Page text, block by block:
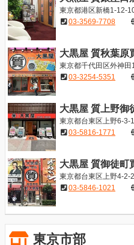
東京都港区新橋1-12-
03-3569-7708
大黒屋 質秋葉原
東京都千代田区外神
03-3254-5351
大黒屋 質上野御
東京都台東区上野6-3-
03-5816-1771
大黒屋 質御徒町
東京都台東区上野4-2-2
03-5846-1021
東京市部